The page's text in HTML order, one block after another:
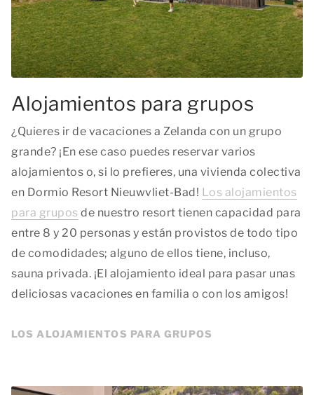
Alojamientos para grupos
¿Quieres ir de vacaciones a Zelanda con un grupo
grande? ¡En ese caso puedes reservar varios
alojamientos o, si lo prefieres, una vivienda colectiva
en Dormio Resort Nieuwvliet-Bad! Los alojamientos
para grupos de nuestro resort tienen capacidad para
entre 8 y 20 personas y están provistos de todo tipo
de comodidades; alguno de ellos tiene, incluso,
sauna privada. ¡El alojamiento ideal para pasar unas
deliciosas vacaciones en familia o con los amigos!
LOS ALOJAMIENTOS PARA GRUPOS